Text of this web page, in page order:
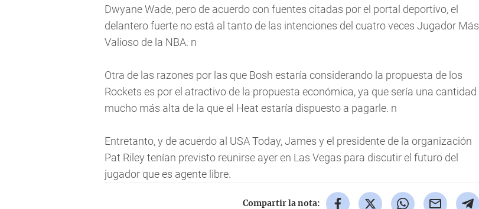
Dwyane Wade, pero de acuerdo con fuentes citadas por el portal deportivo, el
delantero fuerte no está al tanto de las intenciones del cuatro veces Jugador Más
Valioso de la NBA. n
Otra de las razones por las que Bosh estaría considerando la propuesta de los
Rockets es por el atractivo de la propuesta económica, ya que sería una cantidad
mucho más alta de la que el Heat estaría dispuesto a pagarle. n
Entretanto, y de acuerdo al USA Today, James y el presidente de la organización
Pat Riley tenían previsto reunirse ayer en Las Vegas para discutir el futuro del
jugador que es agente libre.
Compartir la nota: